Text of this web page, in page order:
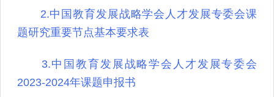
2.中国教育发展战略学会人才发展专委会课
题研究重要节点基本要求表
3.中国教育发展战略学会人才发展专委会
2023-2024年课题申报书